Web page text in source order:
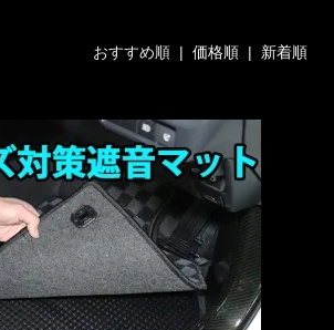
おすすめ順 | 価格順| 新着順